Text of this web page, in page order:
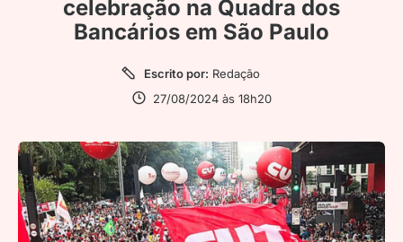
celebração na Quadra dos
Bancários em São Paulo
Escrito por: Redação
27/08/2024 às 18h20